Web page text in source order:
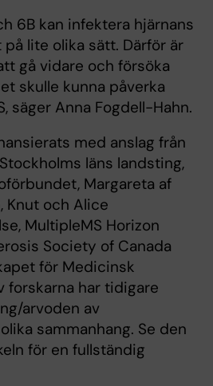
6B kan infektera hjärnans
lite olika sätt. Därför är
gå vidare och försöka
skulle kunna påverka
säger Anna Fogdell-Hahn.
med anslag från
läns landsting,
Margareta af
Knut och Alice
MultipleMS Horizon
Society of Canada
för Medicinsk
forskarna har tidigare
arvoden av
sammanhang. Se den
för en fullständig